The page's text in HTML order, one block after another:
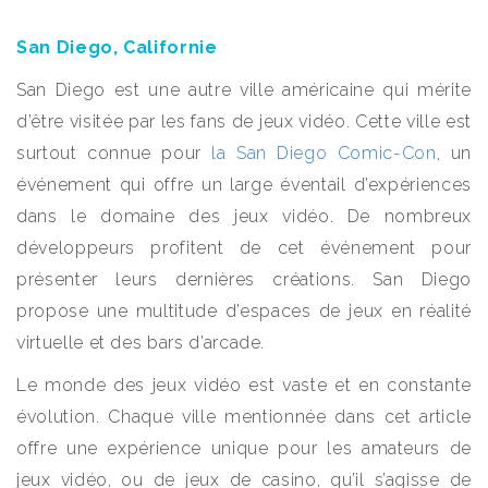
San Diego, Californie
San Diego est une autre ville américaine qui mérite
d’être visitée par les fans de jeux vidéo. Cette ville est
surtout connue pour la San Diego Comic-Con , un
événement qui offre un large éventail d’expériences
dans le domaine des jeux vidéo. De nombreux
développeurs profitent de cet événement pour
présenter leurs dernières créations. San Diego
propose une multitude d’espaces de jeux en réalité
virtuelle et des bars d’arcade.
Le monde des jeux vidéo est vaste et en constante
évolution. Chaque ville mentionnée dans cet article
offre une expérience unique pour les amateurs de
jeux vidéo, ou de jeux de casino, qu’il s’agisse de